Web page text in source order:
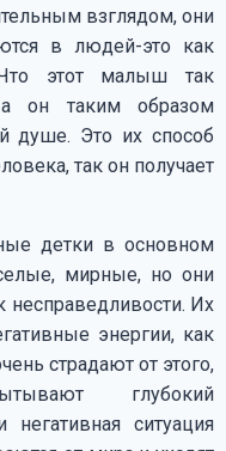
взглядом, они
в людей-это как
этот малыш так
а он таким образом
душе. Это их способ
так он получает
детки в основном
мирные, но они
несправедливости. Их
энергии, как
страдают от этого,
глубокий
ситуация